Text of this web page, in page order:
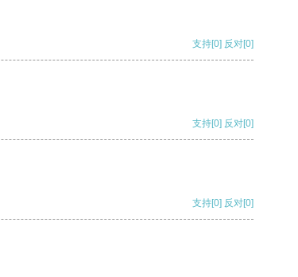
支持[0] 反对[0]
支持[0] 反对[0]
支持[0] 反对[0]